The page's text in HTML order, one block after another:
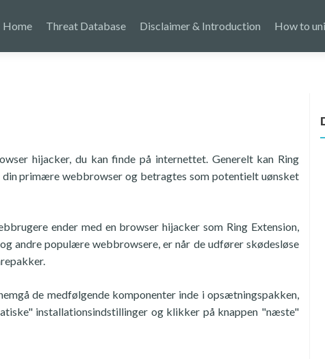
Home Threat Database Disclaimer & Introduction How to
hijacker, du kan finde på internettet. Generelt kan Ring
primære webbrowser og betragtes som potentielt uønsket
ender med en browser hijacker som Ring Extension,
andre populære webbrowsere, er når de udfører skødesløse
de medfølgende komponenter inde i opsætningspakken,
installationsindstillinger og klikker på knappen "næste"